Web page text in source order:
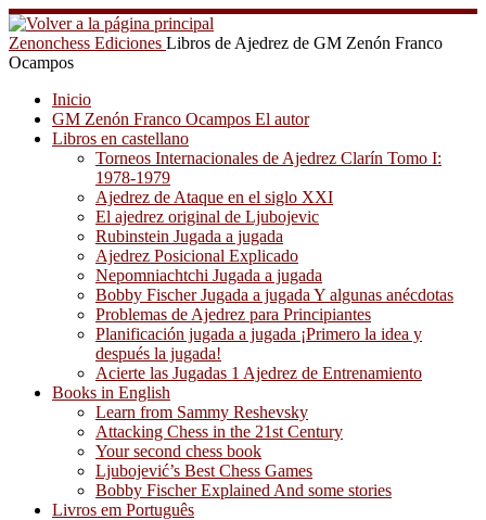
Saltar
al
contenido
Zenonchess Ediciones Libros de Ajedrez de GM Zenón Franco
Ocampos
Inicio
GM Zenón Franco Ocampos El autor
Libros en castellano
Torneos Internacionales de Ajedrez Clarín Tomo I:
1978-1979
Ajedrez de Ataque en el siglo XXI
El ajedrez original de Ljubojevic
Rubinstein Jugada a jugada
Ajedrez Posicional Explicado
Nepomniachtchi Jugada a jugada
Bobby Fischer Jugada a jugada Y algunas anécdotas
Problemas de Ajedrez para Principiantes
Planificación jugada a jugada ¡Primero la idea y
después la jugada!
Acierte las Jugadas 1 Ajedrez de Entrenamiento
Books in English
Learn from Sammy Reshevsky
Attacking Chess in the 21st Century
Your second chess book
Ljubojević’s Best Chess Games
Bobby Fischer Explained And some stories
Livros em Português